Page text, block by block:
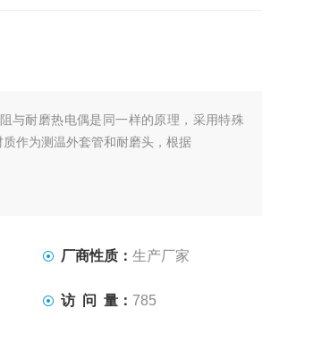
与耐磨热电偶是同一样的原理，采用特殊
作为测温外套管和耐磨头，根据
厂商性质： 生产厂家
访 问 量： 785